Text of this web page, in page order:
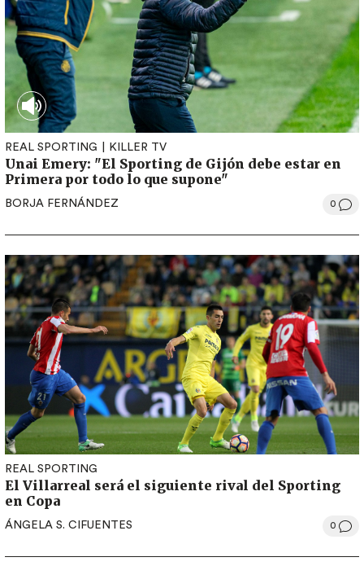
REAL SPORTING KILLER TV
Unai Emery: "El Sporting de Gijón debe estar en
Primera por todo lo que supone"
BORJA FERNÁNDEZ 0
REAL SPORTING
El Villarreal será el siguiente rival del Sporting
en Copa
ÁNGELA S. CIFUENTES 0